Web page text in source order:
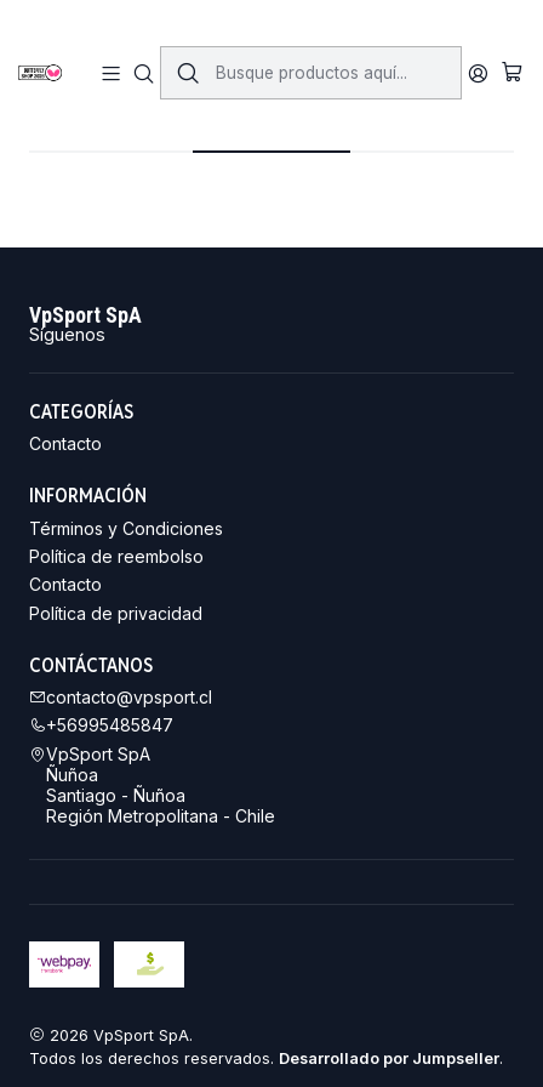
Blog
VpSport SpA
Síguenos
CATEGORÍAS
Contacto
INFORMACIÓN
Términos y Condiciones
Política de reembolso
Contacto
Política de privacidad
CONTÁCTANOS
contacto@vpsport.cl
+56995485847
VpSport SpA
Ñuñoa
Santiago - Ñuñoa
Región Metropolitana - Chile
2026 VpSport SpA.
Todos los derechos reservados. Desarrollado por Jumpseller.